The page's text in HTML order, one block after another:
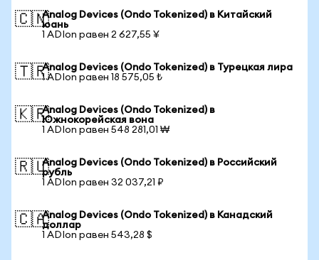
🇨🇳Analog Devices (Ondo Tokenized) в Китайский
юань
1 ADIon равен 2 627,55 ¥
🇹🇷Analog Devices (Ondo Tokenized) в Турецкая лира
1 ADIon равен 18 575,05 ₺
🇰🇷Analog Devices (Ondo Tokenized) в
Южнокорейская вона
1 ADIon равен 548 281,01 ₩
🇷🇺Analog Devices (Ondo Tokenized) в Российский
рубль
1 ADIon равен 32 037,21 ₽
🇨🇦Analog Devices (Ondo Tokenized) в Канадский
доллар
1 ADIon равен 543,28 $